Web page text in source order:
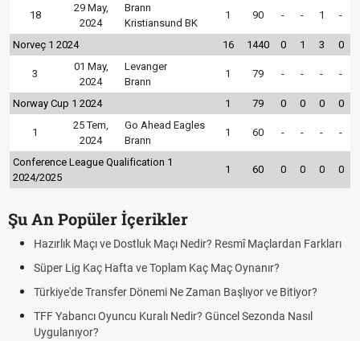
18
29 May,
2024
Brann
Kristiansund BK
1 90 - - 1 -
Norveç 1 2024 16 1440 0 1 3 0
3
01 May,
2024
Levanger
Brann
1 79 - - - -
Norway Cup 1 2024 1 79 0 0 0 0
1
25 Tem,
2024
Go Ahead Eagles
Brann
1 60 - - - -
Conference League Qualification 1
2024/2025
1 60 0 0 0 0
Şu An Popüler İçerikler
Nedir? Resmî Maçlardan Farkları
Kaç Maç Oynanır?
Zaman Başlıyor ve Bitiyor?
Güncel Sezonda Nasıl
Puan Durumunda AG, OM ve
Skor Ne Demek? Sporda Skor
Futbol Nasıl Oynanır? Temel
Deplasman Golü Kuralı